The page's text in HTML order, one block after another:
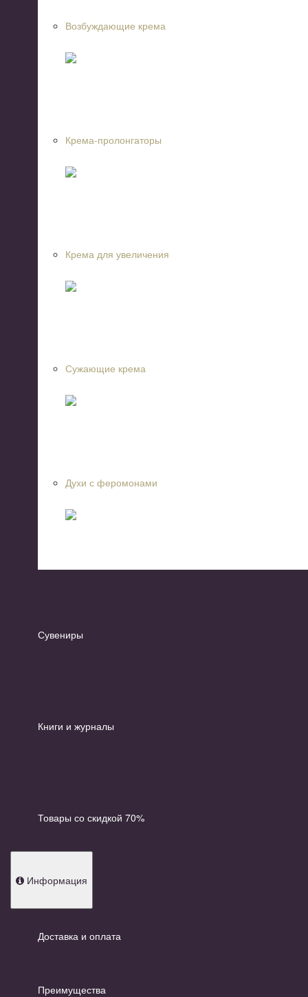
Возбуждающие крема
Крема-пролонгаторы
Крема для увеличения
Сужающие крема
Духи с феромонами
Сувениры
Книги и журналы
Товары со скидкой 70%
Информация
Доставка и оплата
Преимущества